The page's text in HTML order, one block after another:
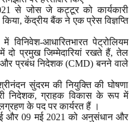
से जोस जे कट्टूर को कार्यकारी
केंद्रीय बैंक ने एक प्रेस विज्ञप्ति
विनिवेश-आधारितभारत पेट्रोलियम
दो प्रमुख जिम्मेदारियां रखते हैं, तेल
प्रबंध निदेशक (CMD) बनने वाले
सुंदरम की नियुक्ति की घोषणा
निदेशक, ग्राहक विकास के रूप में
के पद पर कार्यरत हैं ।
और 09 मई 2021 को अनुसंधान और